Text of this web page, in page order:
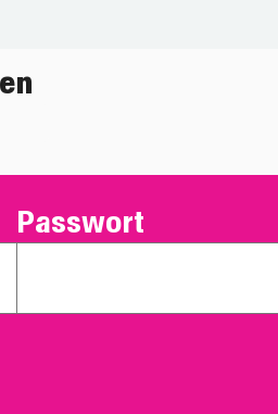
Passwort